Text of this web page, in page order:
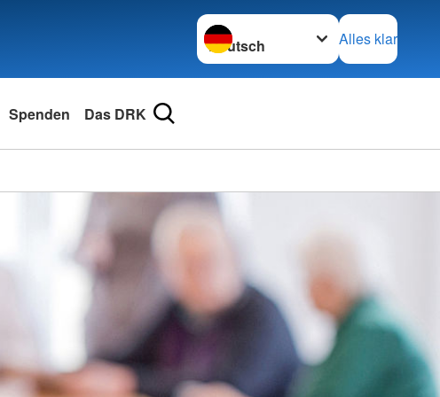
Sprache wechseln zu
Alles klar
Spenden Das DRK